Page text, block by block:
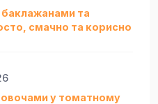
баклажанами та
смачно та кориснo
овочами у томатному